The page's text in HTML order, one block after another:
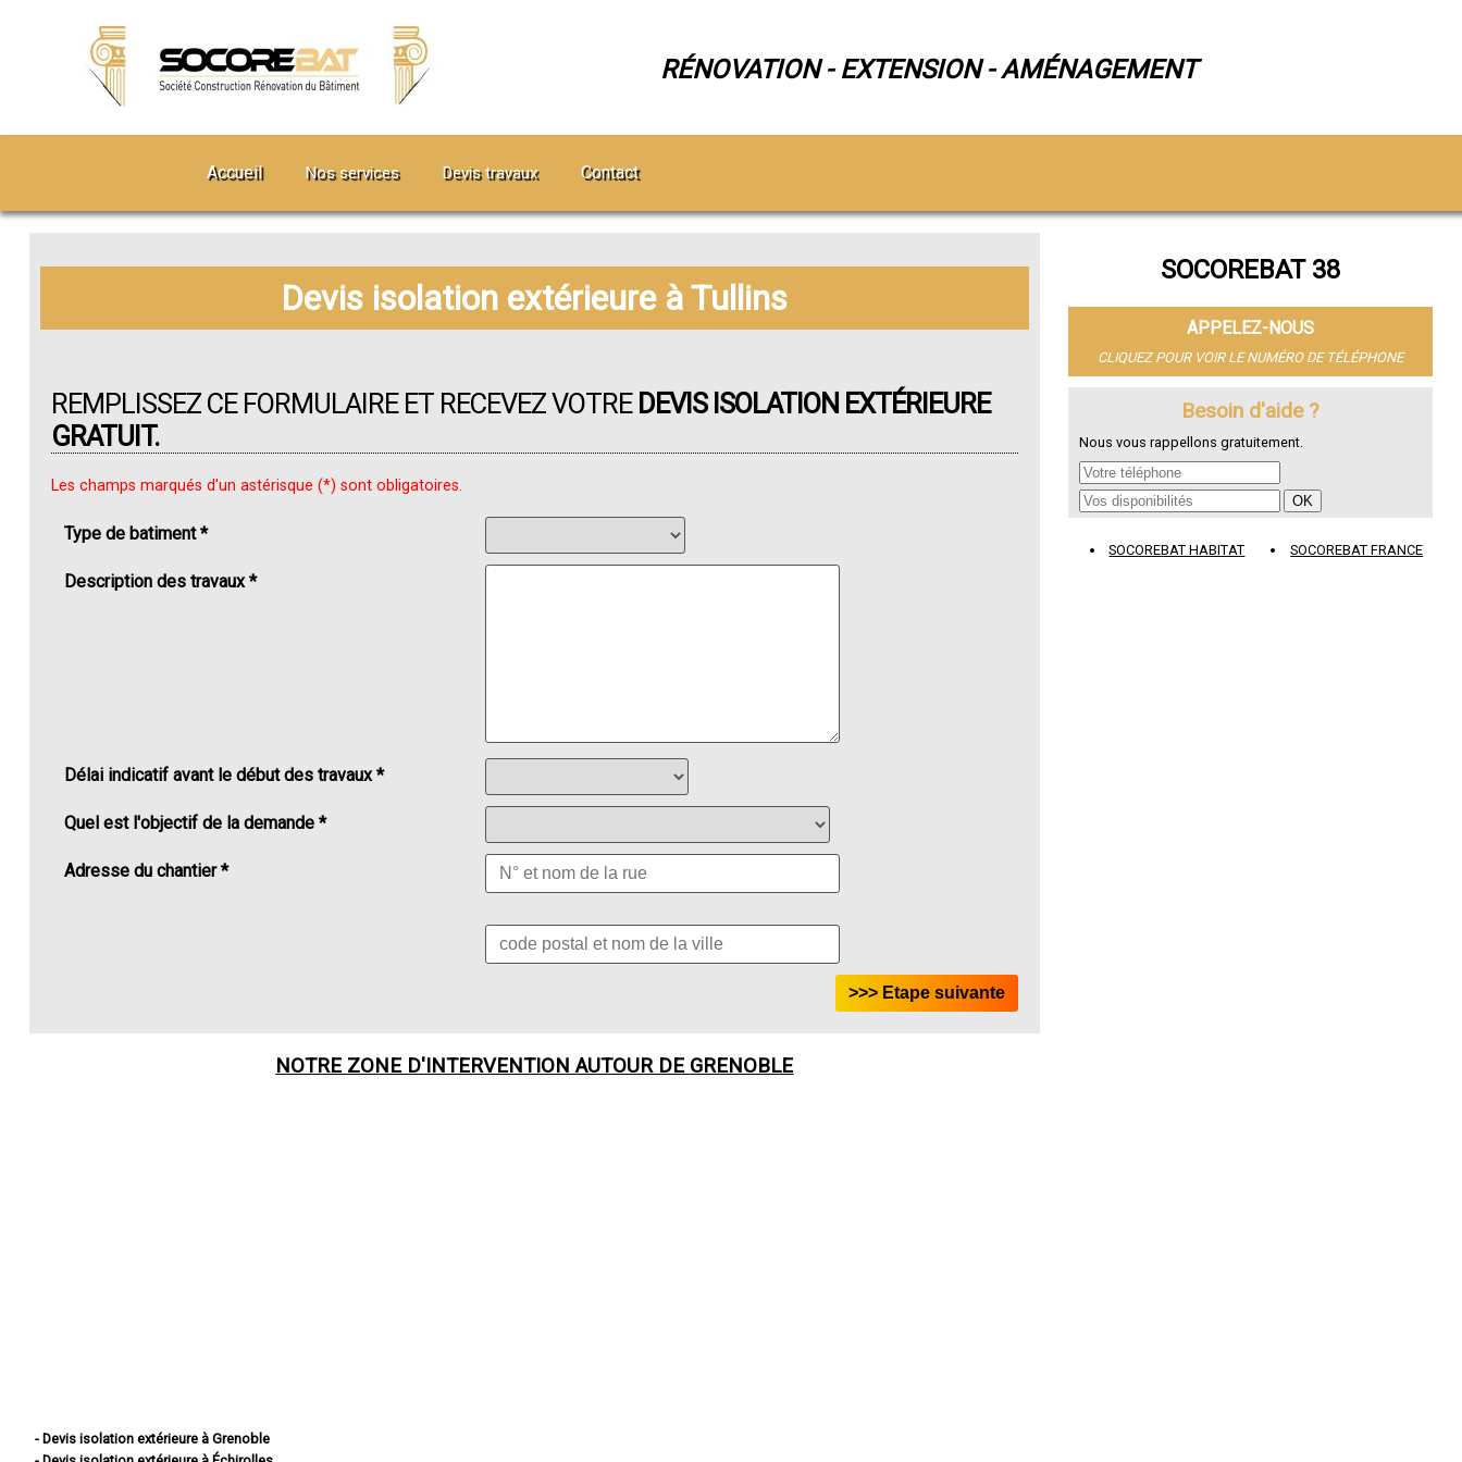
RÉNOVATION - EXTENSION - AMÉNAGEMENT
Accueil Nos services Devis travaux Contact
Devis isolation extérieure à Tullins
REMPLISSEZ CE FORMULAIRE ET RECEVEZ VOTRE DEVIS ISOLATION EXTÉRIEURE
GRATUIT.
Les champs marqués d'un astérisque (*) sont obligatoires.
Type de batiment *
Description des travaux *
Délai indicatif avant le début des travaux *
Quel est l'objectif de la demande *
Adresse du chantier *
NOTRE ZONE D'INTERVENTION AUTOUR DE GRENOBLE
- Devis isolation extérieure à Grenoble
SOCOREBAT 38
APPELEZ-NOUS
CLIQUEZ POUR VOIR LE NUMÉRO DE TÉLÉPHONE
Besoin d'aide ?
Nous vous rappellons gratuitement.
SOCOREBAT HABITAT SOCOREBAT FRANCE